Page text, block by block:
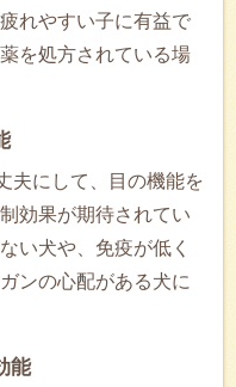
れやすい子に有益で
を処方されている場
夫にして、目の機能を
効果が期待されてい
い犬や、免疫が低く
ンの心配がある犬に
能